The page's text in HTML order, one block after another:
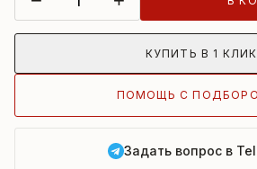
КУПИТЬ В 1 КЛИК
ПОМОЩЬ С
Задать вопрос в